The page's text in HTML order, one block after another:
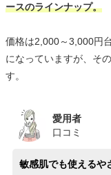
ースのラインナップ。
価格は2,000～3,000円
になっていますが、そ
す。
愛用者
口コミ
敏感肌でも使えるや